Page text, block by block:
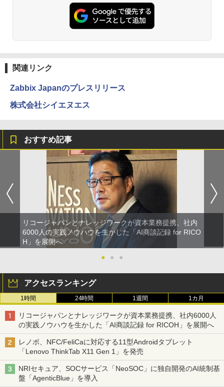
関連リンク
Zabbix Japanのプレスリリース
株式会社シイエヌエス
おすすめ記事
リコージャパンとナレッジワークが資本業務提携、社内
6000人の実践ノウハウを生かした「AI商談記録 for RICO
H」を展開へ
●
● ●
アクセスランキング
1時間 24時間 1週間 1カ月
リコージャパンとナレッジワークが資本業務提携、社内6000人
の実践ノウハウを生かした「AI商談記録 for RICOH」を展開へ
レノボ、NFC/FeliCaに対応する11型Androidタブレット
「Lenovo ThinkTab X11 Gen 1」を発売
NRIセキュア、SOCサービス「NeoSOC」に独自開発のAI統制基
盤「AgenticBlue」を導入